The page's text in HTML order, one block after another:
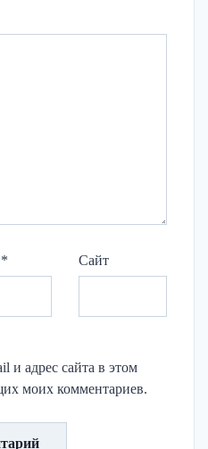
* Сайт
и адрес сайта в этом
моих комментариев.